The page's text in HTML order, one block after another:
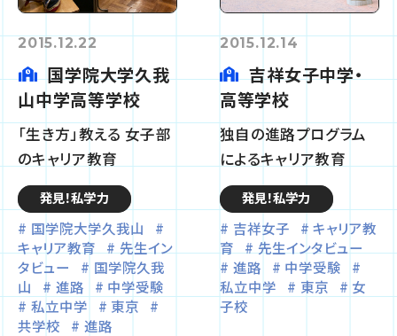
2015.12.22
国学院大学久我
山中学高等学校
「生き方」教える 女子部
のキャリア教育
発見！私学力
国学院大学久我山
キャリア教育
先生イン
タビュー
国学院久我
山
進路
中学受験
私立中学
東京
共学校
進路
2015.12.14
吉祥女子中学・
高等学校
独自の進路プログラム
によるキャリア教育
発見！私学力
吉祥女子
キャリア教
育
先生インタビュー
進路
中学受験
私立中学
東京
女
子校